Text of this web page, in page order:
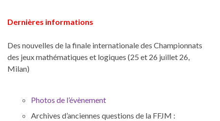
Dernières informations
Des nouvelles de la finale internationale des Championnats
des jeux mathématiques et logiques (25 et 26 juillet 26,
Milan)
Photos de l’évènement
Archives d’anciennes questions de la FFJM :